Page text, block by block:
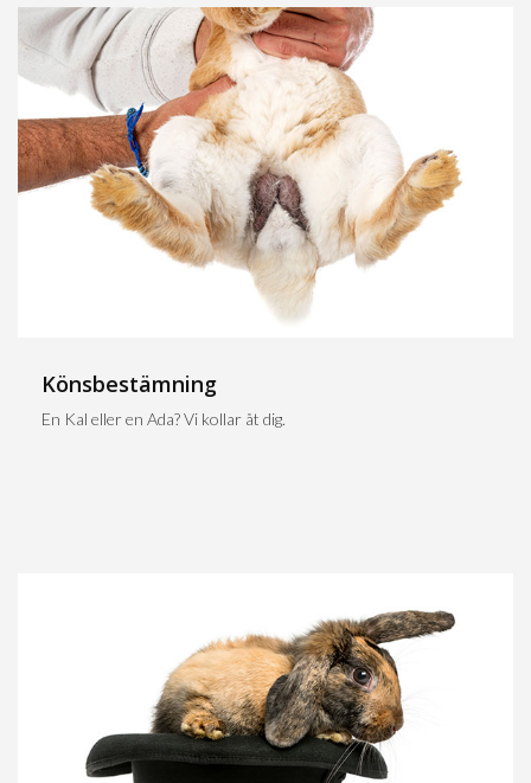
Könsbestämning
En Kal eller en Ada? Vi kollar åt dig.